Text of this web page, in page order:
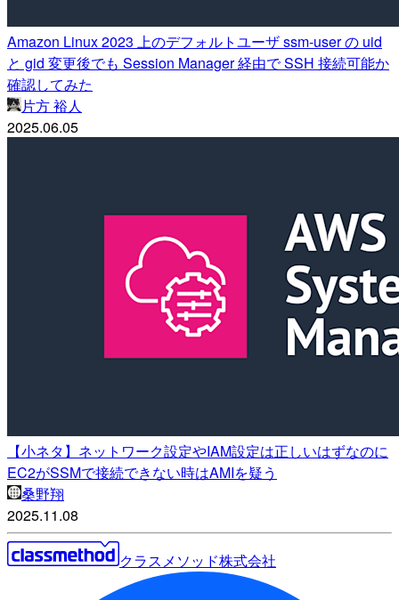
Amazon Linux 2023 上のデフォルトユーザ ssm-user の uid
と gid 変更後でも Session Manager 経由で SSH 接続可能か
確認してみた
片方 裕人
2025.06.05
【小ネタ】ネットワーク設定やIAM設定は正しいはずなのに
EC2がSSMで接続できない時はAMIを疑う
桑野翔
2025.11.08
クラスメソッド株式会社